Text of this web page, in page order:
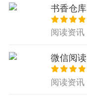
书香仓库
阅读资讯
微信阅读
阅读资讯